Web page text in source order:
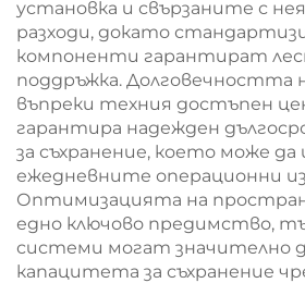
установка и свързаните с
разходи, докато
компоненти гарантират
поддръжка. Долговечността
въпреки техния достъпен
гарантира надежден
за съхранение, което може да
ежедневните операционни
Оптимизацията на
едно ключово предимство,
системи могат значително
капацитета за съхранение